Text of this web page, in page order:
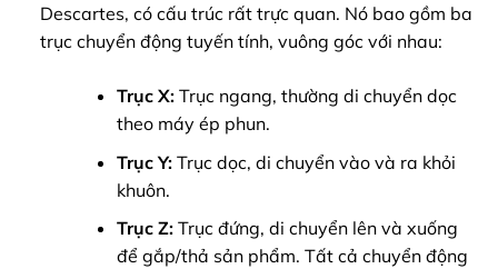
Descartes, có cấu trúc rất trực quan. Nó bao gồm ba
trục chuyển động tuyến tính, vuông góc với nhau:
Trục X:Trục ngang, thường di chuyển dọc
theo máy ép phun.
Trục Y:Trục dọc, di chuyển vào và ra khỏi
khuôn.
Trục Z:Trục đứng, di chuyển lên và xuống
để gắp/thả sản phẩm. Tất cả chuyển động